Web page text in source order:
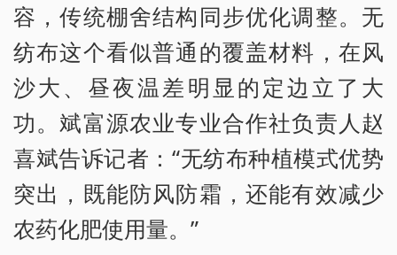
容，传统棚舍结构同步优化调整。无
纺布这个看似普通的覆盖材料，在风
沙大、昼夜温差明显的定边立了大
功。斌富源农业专业合作社负责人赵
喜斌告诉记者：“无纺布种植模式优势
突出，既能防风防霜，还能有效减少
农药化肥使用量。”